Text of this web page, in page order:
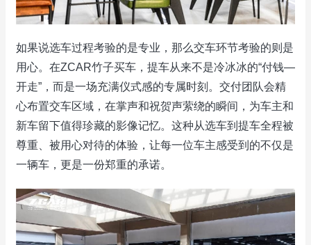
如果说选车过程考验的是专业，那么交车环节考验的则是
用心。在ZCAR竹子买车，提车从来不是冷冰冰的“付钱—
开走”，而是一场充满仪式感的专属时刻。交付团队会精
心布置交车区域，在掌声和祝贺声萦绕的瞬间，为车主和
新车留下值得珍藏的影像记忆。这种从选车到提车全程被
尊重、被用心对待的体验，让每一位车主感受到的不仅是
一辆车，更是一份郑重的承诺。